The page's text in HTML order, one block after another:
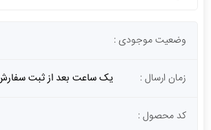
وضعیت موجودی :
زمان ارسال : یک ساعت بعد از ثبت
کد محصول :